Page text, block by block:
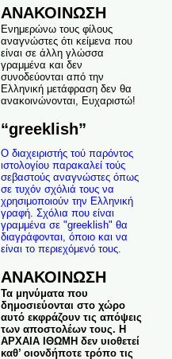
ΑΝΑΚΟΙΝΩΣΗ
Ενημερώνω τους φίλους
αναγνώστες ότι κείμενα που
είναι σε άλλη γλώσσα
γραμμένα και δεν
συνοδεύονται από την
Ελληνική μετάφραση δεν θα
ανακοινώνονται, Ευχαριστώ!
“greeklish”
Ο διαχειριστής τού παρόντος
ιστολογίου παρακαλεί τούς
σεβαστούς αναγνώστες όπως
σε τυχόν σχόλιά τους να
χρησιμοποιούν την Ελληνική
γραφή. Σχόλια που είναι
γραμμένα σε "greeklish" θα
διαγράφονται, όποιο και να
είναι το περιεχόμενό τους.
ΑΝΑΚΟΙΝΩΣΗ
Τα μηνύματα που
δημοσιεύονται στο χώρο
αυτό εκφράζουν τις απόψεις
των αποστολέων τους. Η
ΑΡΧΑΙΑ ΙΘΩΜΗ δεν υιοθετεί
καθ’ οιονδήποτε τρόπο τις